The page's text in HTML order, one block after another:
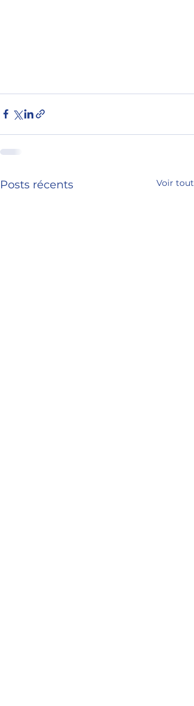
Posts récents Voir tout